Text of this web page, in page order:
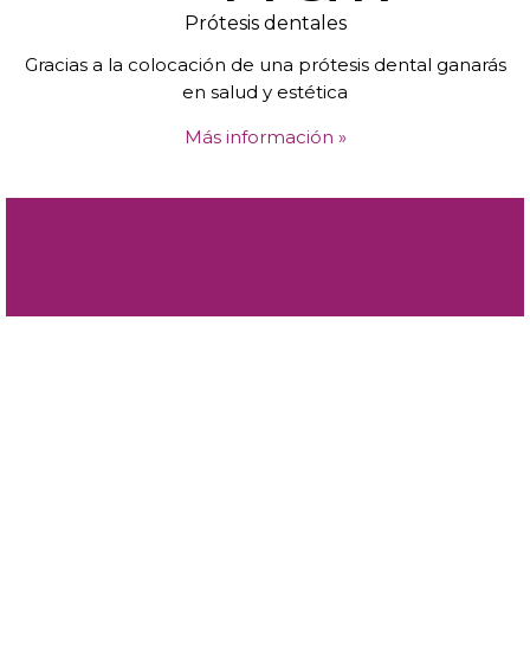
Prótesis dentales
Gracias a la colocación de una prótesis dental ganarás
en salud y estética
Más información »